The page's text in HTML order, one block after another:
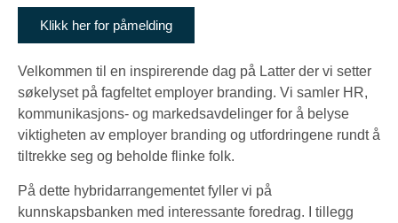
Klikk her for påmelding
Velkommen til en inspirerende dag på Latter der vi setter
søkelyset på fagfeltet employer branding. Vi samler HR,
kommunikasjons- og markedsavdelinger for å belyse
viktigheten av employer branding og utfordringene rundt å
tiltrekke seg og beholde flinke folk.
På dette hybridarrangementet fyller vi på
kunnskapsbanken med interessante foredrag. I tillegg